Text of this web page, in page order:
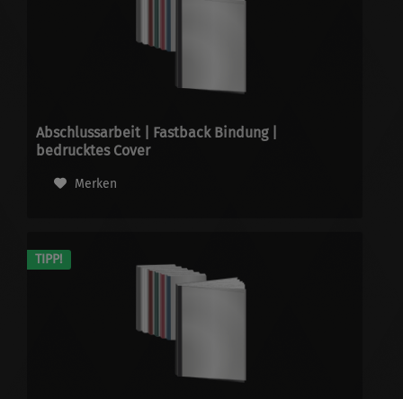
Abschlussarbeit | Fastback Bindung |
bedrucktes Cover
Merken
TIPP!